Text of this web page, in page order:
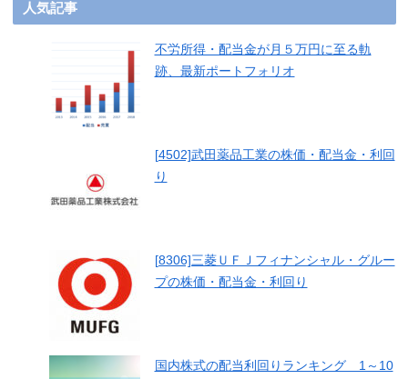
人気記事
不労所得・配当金が月５万円に至る軌
跡、最新ポートフォリオ
[4502]武田薬品工業の株価・配当金・利回
り
[8306]三菱ＵＦＪフィナンシャル・グルー
プの株価・配当金・利回り
国内株式の配当利回りランキング 1～10